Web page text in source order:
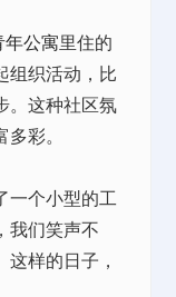
年公寓里住的
组织活动，比
。这种社区氛
彩。
一个小型的工
我们笑声不
样的日子，